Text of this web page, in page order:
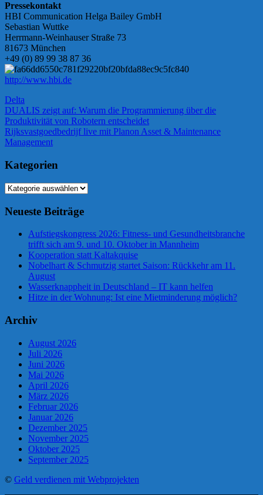
Pressekontakt
HBI Communication Helga Bailey GmbH
Sebastian Wuttke
Herrmann-Weinhauser Straße 73
81673 München
+49 (0) 89 99 38 87 36
http://www.hbi.de
Delta
Beitragsnavigation
Vorheriger
Beitrag:
DUALIS zeigt auf: Warum die Programmierung über die
Produktivität von Robotern entscheidet
Nächster
Beitrag:
Rijksvastgoedbedrijf live mit Planon Asset & Maintenance
Management
Kategorien
Kategorien
Neueste Beiträge
Aufstiegskongress 2026: Fitness- und Gesundheitsbranche
trifft sich am 9. und 10. Oktober in Mannheim
Kooperation statt Kaltakquise
Nobelhart & Schmutzig startet Saison: Rückkehr am 11.
August
Wasserknappheit in Deutschland – IT kann helfen
Hitze in der Wohnung: Ist eine Mietminderung möglich?
Archiv
August 2026
Juli 2026
Juni 2026
Mai 2026
April 2026
März 2026
Februar 2026
Januar 2026
Dezember 2025
November 2025
Oktober 2025
September 2025
© Geld verdienen mit Webprojekten